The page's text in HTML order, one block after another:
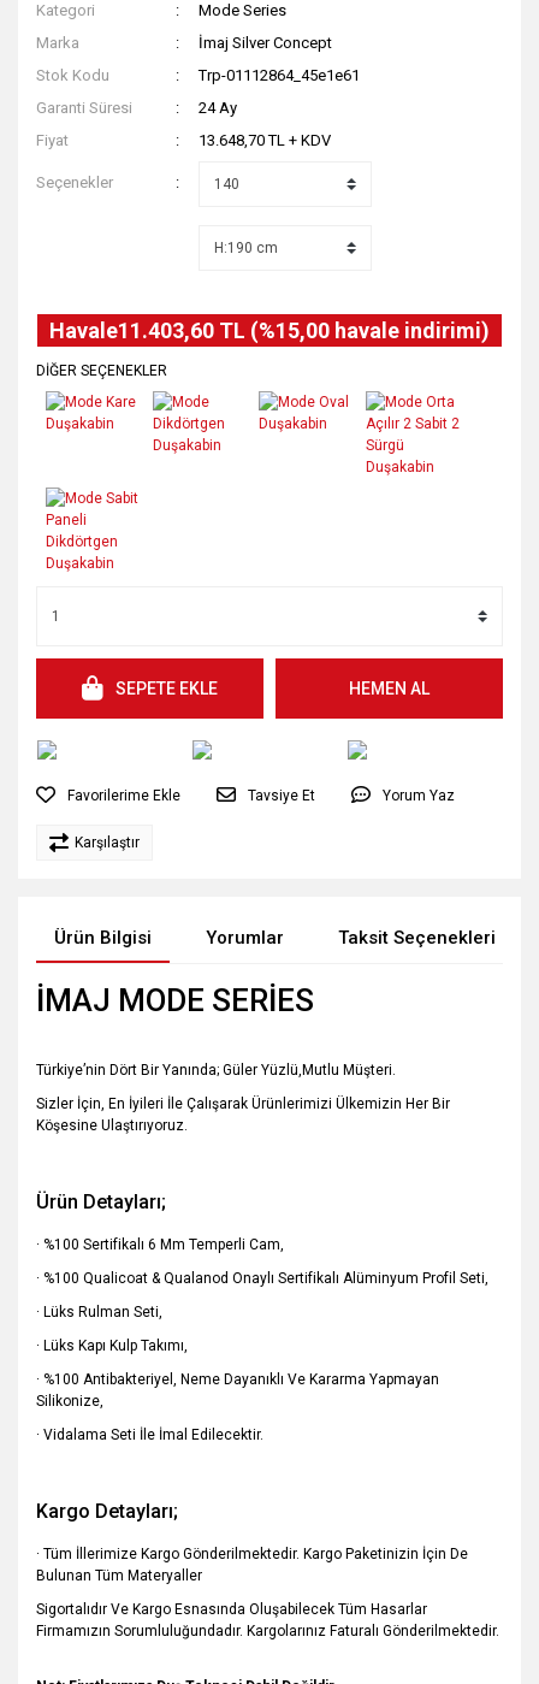
Kategori
Mode Series
Marka
İmaj Silver Concept
Stok Kodu
Trp-01112864_45e1e61
Garanti Süresi
24 Ay
Fiyat
13.648,70 TL + KDV
Seçenekler
Havale11.403,60 TL (%15,00 havale indirimi)
DİĞER SEÇENEKLER
SEPETE EKLE HEMEN AL
Tavsiye Et Yorum Yaz
Karşılaştır
Ürün Bilgisi Yorumlar Taksit Seçenekleri
İMAJ MODE SERİES
Türkiye’nin Dört Bir Yanında; Güler Yüzlü,Mutlu Müşteri.
Sizler İçin, En İyileri İle Çalışarak Ürünlerimizi Ülkemizin Her Bir
Köşesine Ulaştırıyoruz.
Ürün Detayları;
· %100 Sertifikalı 6 Mm Temperli Cam,
· %100 Qualicoat & Qualanod Onaylı Sertifikalı Alüminyum Profil Seti,
· Lüks Rulman Seti,
· Lüks Kapı Kulp Takımı,
· %100 Antibakteriyel, Neme Dayanıklı Ve Kararma Yapmayan
Silikonize,
· Vidalama Seti İle İmal Edilecektir.
Kargo Detayları;
· Tüm İllerimize Kargo Gönderilmektedir. Kargo Paketinizin İçin De
Bulunan Tüm Materyaller
Sigortalıdır Ve Kargo Esnasında Oluşabilecek Tüm Hasarlar
Firmamızın Sorumluluğundadır. Kargolarınız Faturalı Gönderilmektedir.